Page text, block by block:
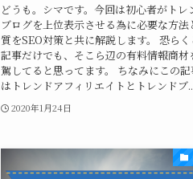
どうも。シマです。今回は初心者がトレ
ブログを上位表示させる為に必要な方法
質をSEO対策と共に解説します。 恐らく
記事だけでも、そこら辺の有料情報商材
駕してると思ってます。 ちなみにこの記
はトレンドアフィリエイトとトレンドブ
2020年1月24日